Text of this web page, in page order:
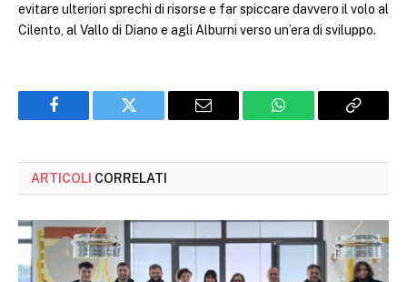
evitare ulteriori sprechi di risorse e far spiccare davvero il volo al
Cilento, al Vallo di Diano e agli Alburni verso un’era di sviluppo.
Facebook Twitter Email WhatsApp Copy
ARTICOLI CORRELATI